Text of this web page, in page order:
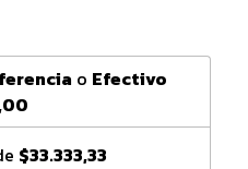
o Efectivo
$33.333,33